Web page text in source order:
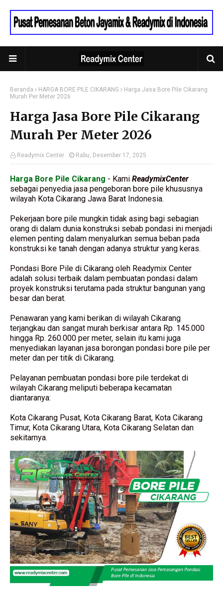
Beranda HARGA BORE PILE CIKARANG
Harga Jasa Bore Pile Cikarang
Murah Per Meter 2026
Harga Jasa Bore Pile Cikarang
Murah Per Meter 2026
Readymix Center Rabu, Desember 17, 2025
Harga Bore Pile Cikarang - Kami ReadymixCenter
sebagai penyedia jasa pengeboran bore pile khususnya
wilayah Kota Cikarang Jawa Barat Indonesia.
Pekerjaan bore pile mungkin tidak asing bagi sebagian
orang di dalam dunia konstruksi sebab pondasi ini menjadi
elemen penting dalam menyalurkan semua beban pada
konstruksi ke tanah dengan adanya struktur yang keras.
Pondasi Bore Pile di Cikarang oleh Readymix Center
adalah solusi terbaik dalam pembuatan pondasi dalam
proyek konstruksi terutama pada struktur bangunan yang
besar dan berat.
Penawaran yang kami berikan di wilayah Cikarang
terjangkau dan sangat murah berkisar antara Rp. 145.000
hingga Rp. 260.000 per meter, selain itu kami juga
menyediakan layanan jasa borongan pondasi bore pile per
meter dan per titik di Cikarang.
Pelayanan pembuatan pondasi bore pile terdekat di
wilayah Cikarang meliputi beberapa kecamatan
diantaranya:
Kota Cikarang Pusat, Kota Cikarang Barat, Kota Cikarang
Timur, Kota Cikarang Utara, Kota Cikarang Selatan dan
sekitarnya.